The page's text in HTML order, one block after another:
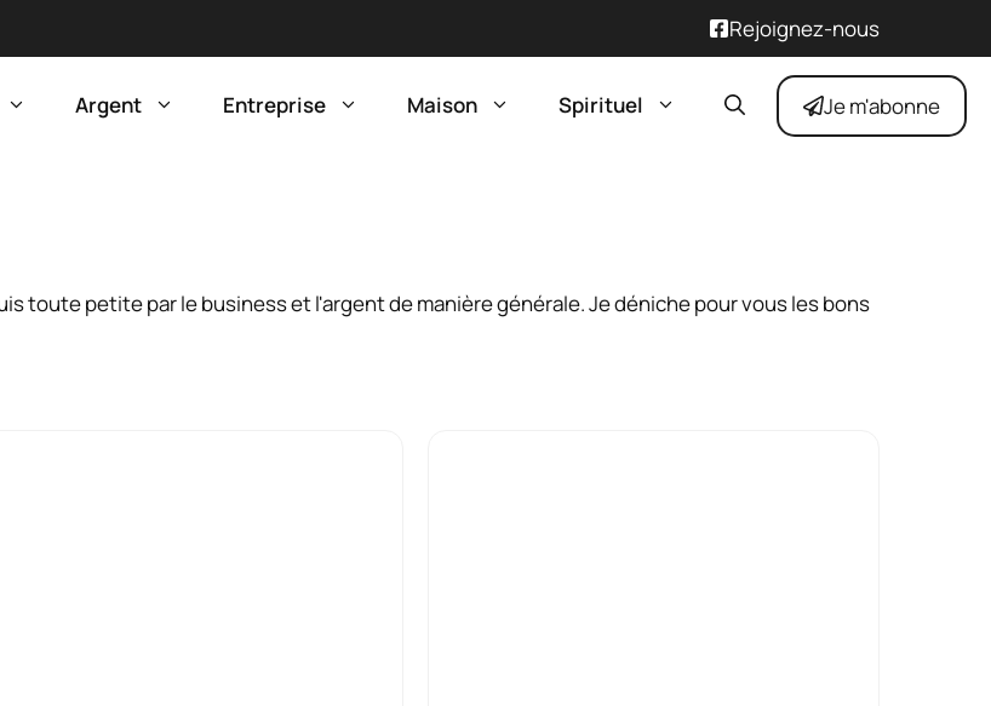
Rejoignez-nous
Argent Entreprise Maison Spirituel Je m'abonne
toute petite par le business et l'argent de manière générale. Je déniche pour vous les bons